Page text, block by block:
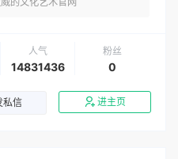
人气
14831436
粉丝
0
私信 进主页